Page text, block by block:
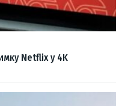
Netflix у 4K